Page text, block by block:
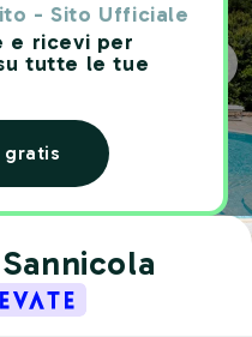
- Sito Ufficiale
e ricevi per
tutte le tue
gratis